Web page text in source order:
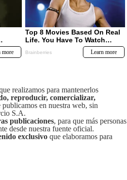
realizamos para mantenerlos
reproducir, comercializar,
publicamos en nuestra web, sin
S.A.
publicaciones, para que más personas
desde nuestra fuente oficial.
exclusivo que elaboramos para